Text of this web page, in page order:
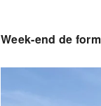
Week-end de